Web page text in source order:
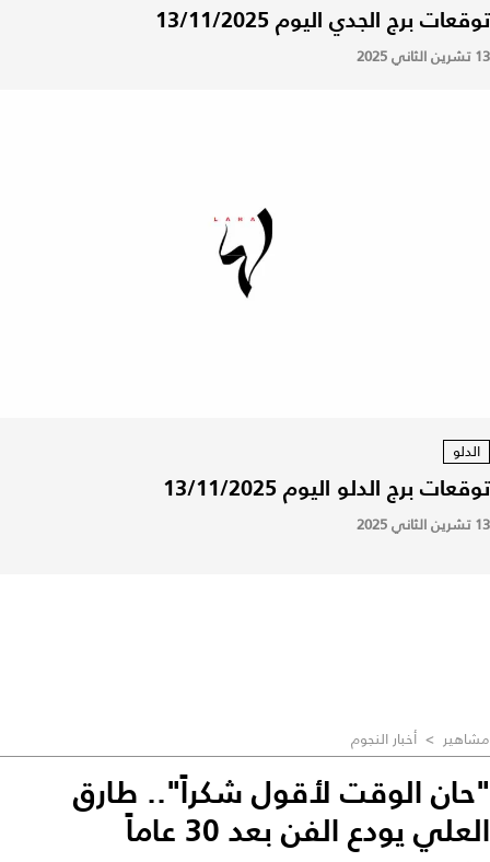
توقعات برج الجدي اليوم 13/11/2025
13 تشرين الثاني 2025
الدلو
توقعات برج الدلو اليوم 13/11/2025
13 تشرين الثاني 2025
مشاهير > أخبار النجوم
"حان الوقت لأقول شكراً".. طارق
العلي يودع الفن بعد 30 عاماً